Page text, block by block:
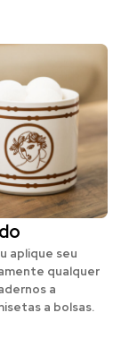
aplique seu
qualquer
a
a bolsas.